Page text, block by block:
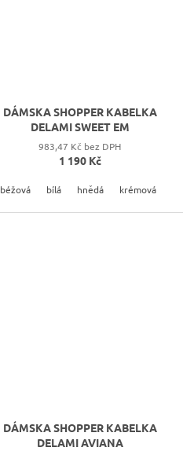
modrá růžová šedá tmavě šedá
DÁMSKA SHOPPER KABELKA
DELAMI SWEET EM
983,47 Kč bez DPH
1 190 Kč
béžová bílá hnědá krémová
DÁMSKA SHOPPER KABELKA
DELAMI AVIANA